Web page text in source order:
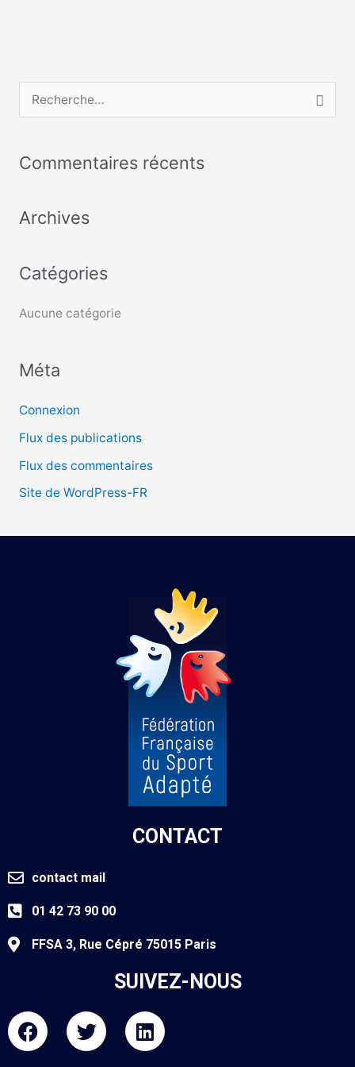
c
r
h
:
Commentaires récents
Archives
Catégories
Aucune catégorie
Méta
Connexion
Flux des publications
Flux des commentaires
Site de WordPress-FR
CONTACT
contact mail
01 42 73 90 00
FFSA 3, Rue Cépré 75015 Paris
SUIVEZ-NOUS
F
a
T
w
L
i